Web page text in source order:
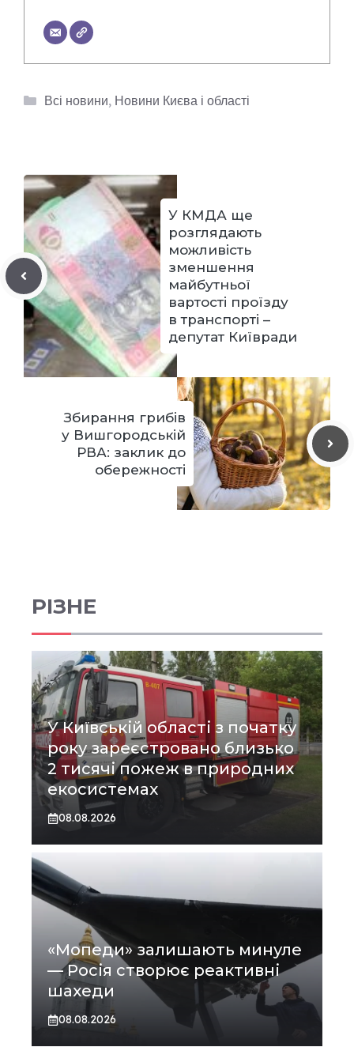
Категорії
Всі новини, Новини Києва і області
У КМДА ще
розглядають
можливість
зменшення
майбутньої
вартості проїзду
в транспорті –
депутат Київради
Збирання грибів
у Вишгородській
РВА: заклик до
обережності
РІЗНЕ
У Київській області з початку
року зареєстровано близько
2 тисячі пожеж в природних
екосистемах
08.08.2026
«Мопеди» залишають минуле
— Росія створює реактивні
шахеди
08.08.2026